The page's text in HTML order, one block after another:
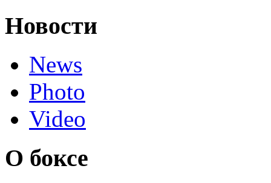
Новости
News
Photo
Video
О боксе